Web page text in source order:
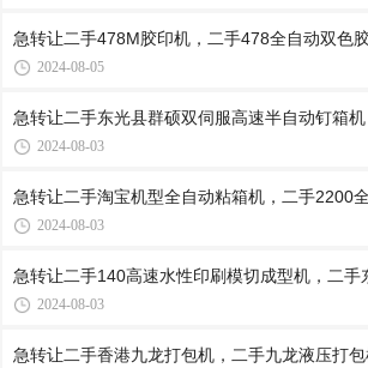
急转让二手478M胶印机，二手478全自动双色
2024-08-05
急转让二手东光县群硕双伺服高速半自动钉箱
2024-08-03
急转让二手淘宝机型全自动粘箱机，二手2200
2024-08-03
急转让二手140高速水性印刷模切成型机，二手
2024-08-03
急转让二手香港九龙打包机，二手九龙液压打